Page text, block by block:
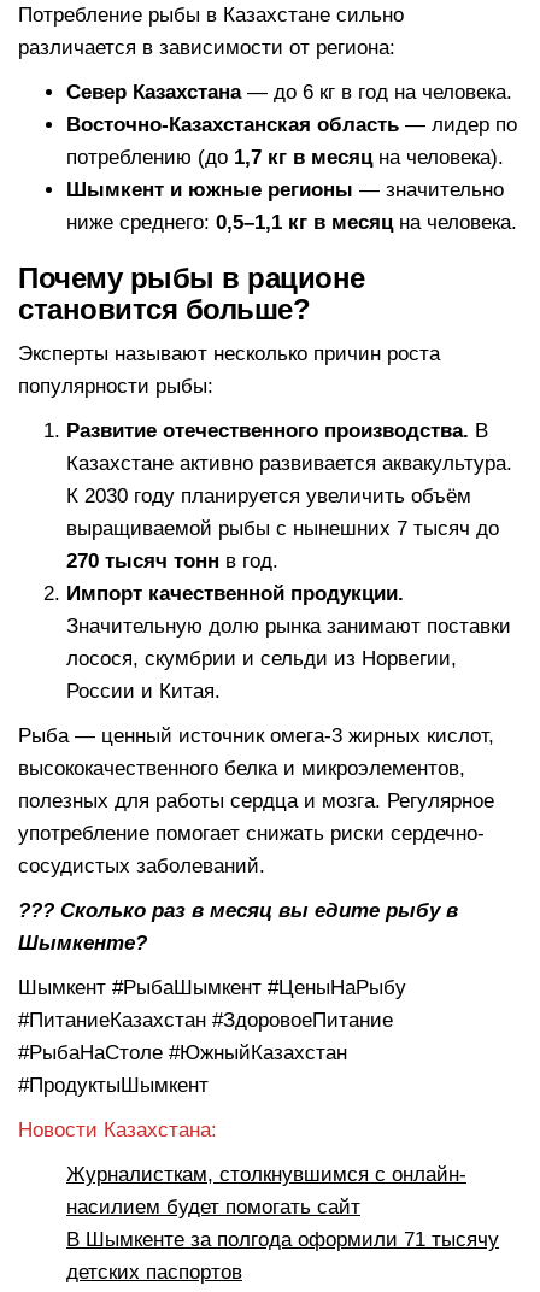
Потребление рыбы в Казахстане сильно
различается в зависимости от региона:
Север Казахстана— до 6 кг в год на человека.
Восточно-Казахстанская область — лидер по
потреблению (до 1,7 кг в месяцна человека).
Шымкент и южные регионы — значительно
ниже среднего: 0,5–1,1 кг в месяцна человека.
Почему рыбы в рационе
становится больше?
Эксперты называют несколько причин роста
популярности рыбы:
Развитие отечественного производства. В
Казахстане активно развивается аквакультура.
К 2030 году планируется увеличить объём
выращиваемой рыбы с нынешних 7 тысяч до
270 тысяч тонн в год.
Импорт качественной продукции.
Значительную долю рынка занимают поставки
лосося, скумбрии и сельди из Норвегии,
России и Китая.
Рыба — ценный источник омега-3 жирных кислот,
высококачественного белка и микроэлементов,
полезных для работы сердца и мозга. Регулярное
употребление помогает снижать риски сердечно-
сосудистых заболеваний.
??? Сколько раз в месяц вы едите рыбу в
Шымкенте?
Шымкент #РыбаШымкент #ЦеныНаРыбу
#ПитаниеКазахстан #ЗдоровоеПитание
#РыбаНаСтоле #ЮжныйКазахстан
#ПродуктыШымкент
Новости Казахстана:
Журналисткам, столкнувшимся с онлайн-
насилием будет помогать сайт
В Шымкенте за полгода оформили 71 тысячу
детских паспортов